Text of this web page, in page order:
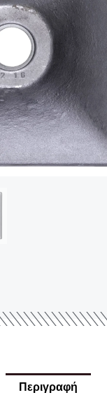
Περιγραφή